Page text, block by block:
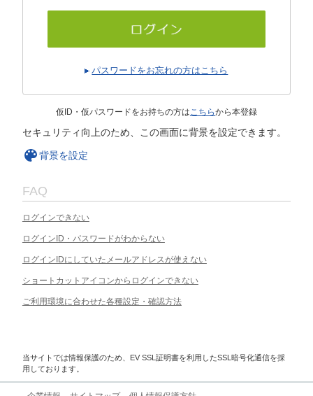
パスワードをお忘れの方はこちら
仮ID・仮パスワードをお持ちの方はこちらから本登録
セキュリティ向上のため、この画面に背景を設定できます。
背景を設定
FAQ
ログインできない
ログインID・パスワードがわからない
ログインIDにしていたメールアドレスが使えない
ショートカットアイコンからログインできない
ご利用環境に合わせた各種設定・確認方法
当サイトでは情報保護のため、EV SSL証明書を利用したSSL暗号化通信を採
用しております。